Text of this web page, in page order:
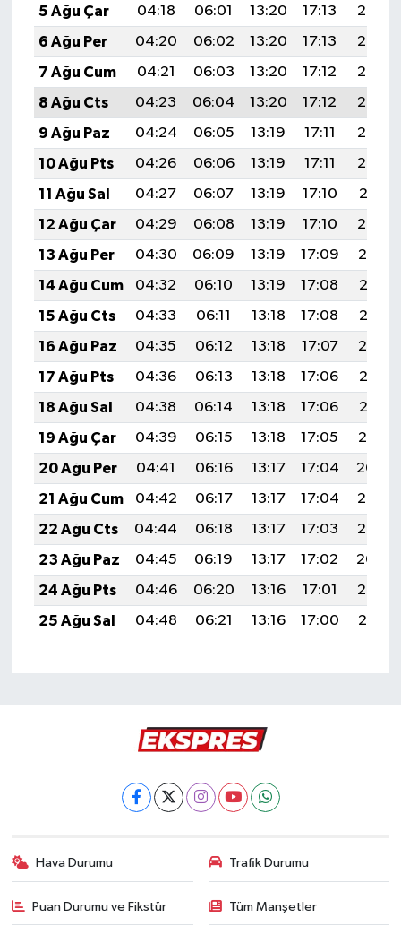
5 Ağu Çar
04:18 06:01 13:20 17:13
20:29
6 Ağu Per
04:20 06:02 13:20 17:13
20:28
7 Ağu Cum
04:21 06:03 13:20 17:12
20:26
8 Ağu Cts
04:23 06:04 13:20 17:12
20:25
9 Ağu Paz
04:24 06:05 13:19 17:11
20:24
10 Ağu Pts
04:26 06:06 13:19 17:11
20:23
11 Ağu Sal
04:27 06:07 13:19 17:10
20:21
12 Ağu Çar
04:29 06:08 13:19 17:10
20:20
13 Ağu Per
04:30 06:09 13:19 17:09
20:19
14 Ağu Cum
04:32 06:10 13:19 17:08
20:17
15 Ağu Cts
04:33 06:11 13:18 17:08
20:16
16 Ağu Paz
04:35 06:12 13:18 17:07
20:14
17 Ağu Pts
04:36 06:13 13:18 17:06
20:13
18 Ağu Sal
04:38 06:14 13:18 17:06
20:12
19 Ağu Çar
04:39 06:15 13:18 17:05
20:10
20 Ağu Per
04:41 06:16 13:17 17:04
20:09
21 Ağu Cum
04:42 06:17 13:17 17:04
20:07
22 Ağu Cts
04:44 06:18 13:17 17:03
20:06
23 Ağu Paz
04:45 06:19 13:17 17:02
20:04
24 Ağu Pts
04:46 06:20 13:16 17:01
20:03
25 Ağu Sal
04:48 06:21 13:16 17:00 20:01
Hava Durumu Trafik Durumu
Puan Durumu ve Fikstür Tüm Manşetler
Spor
Tavşanlı
Teknoloji
Türkiye
Video Galeri
Yaşam
Yemek Tarifleri